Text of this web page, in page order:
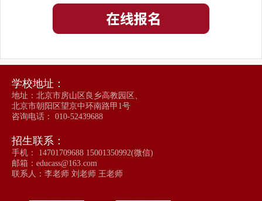
学校地址：
地址：北京市房山区良乡高教园区、
北京市朝阳区望京中环南路甲1号
咨询电话： 010-52439688
招生联系：
手机： 14701709688 15001350992(微信)
邮箱：educass@163.com
联系人：李老师 刘老师 王老师